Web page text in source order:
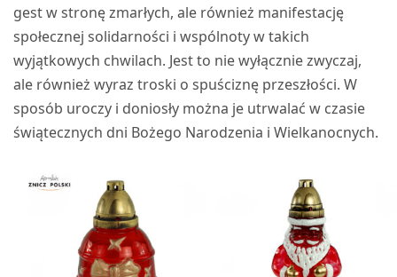
gest w stronę zmarłych, ale również manifestację
społecznej solidarności i wspólnoty w takich
wyjątkowych chwilach. Jest to nie wyłącznie zwyczaj,
ale również wyraz troski o spuściznę przeszłości. W
sposób uroczy i doniosły można je utrwalać w czasie
świątecznych dni Bożego Narodzenia i Wielkanocnych.